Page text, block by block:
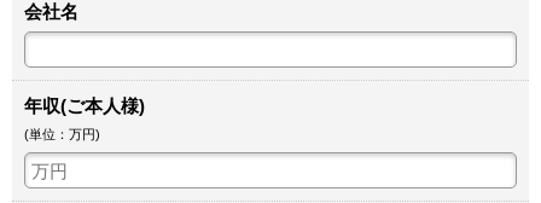
会社名
年収(ご本人様)
(単位：万円)